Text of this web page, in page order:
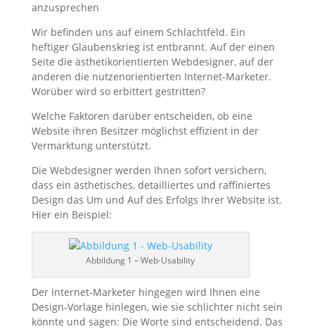
anzusprechen
Wir befinden uns auf einem Schlachtfeld. Ein
heftiger Glaubenskrieg ist entbrannt. Auf der einen
Seite die ästhetikorientierten Webdesigner, auf der
anderen die nutzenorientierten Internet-Marketer.
Worüber wird so erbittert gestritten?
Welche Faktoren darüber entscheiden, ob eine
Website ihren Besitzer möglichst effizient in der
Vermarktung unterstützt.
Die Webdesigner werden Ihnen sofort versichern,
dass ein ästhetisches, detailliertes und raffiniertes
Design das Um und Auf des Erfolgs Ihrer Website ist.
Hier ein Beispiel:
Abbildung 1 – Web-Usability
Der Internet-Marketer hingegen wird Ihnen eine
Design-Vorlage hinlegen, wie sie schlichter nicht sein
könnte und sagen: Die Worte sind entscheidend. Das